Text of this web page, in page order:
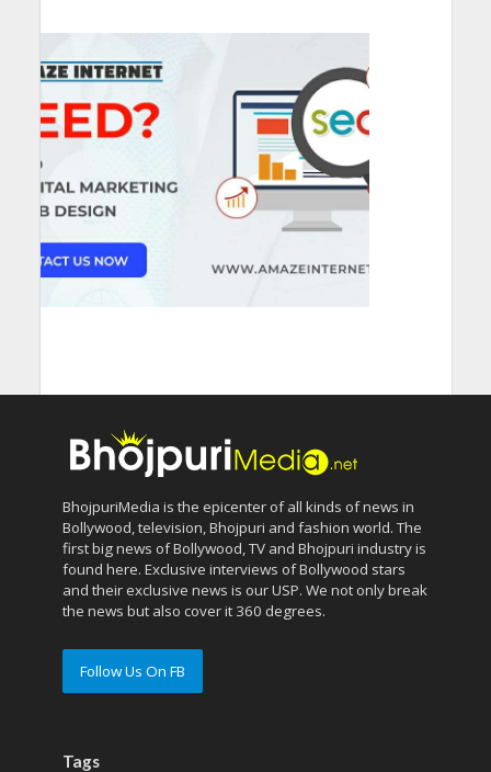
BhojpuriMedia is the epicenter of all kinds of news in
Bollywood, television, Bhojpuri and fashion world. The
first big news of Bollywood, TV and Bhojpuri industry is
found here. Exclusive interviews of Bollywood stars
and their exclusive news is our USP. We not only break
the news but also cover it 360 degrees.
Follow Us On FB
Tags